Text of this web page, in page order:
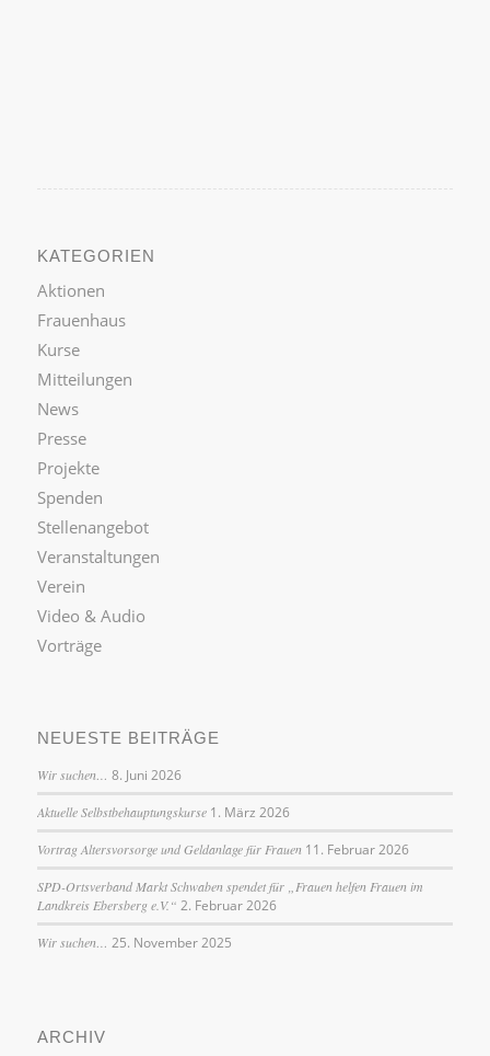
KATEGORIEN
Aktionen
Frauenhaus
Kurse
Mitteilungen
News
Presse
Projekte
Spenden
Stellenangebot
Veranstaltungen
Verein
Video & Audio
Vorträge
NEUESTE BEITRÄGE
Wir suchen… 8. Juni 2026
Aktuelle Selbstbehauptungskurse 1. März 2026
Vortrag Altersvorsorge und Geldanlage für Frauen 11. Februar 2026
SPD-Ortsverband Markt Schwaben spendet für „Frauen helfen Frauen im
Landkreis Ebersberg e.V.“ 2. Februar 2026
Wir suchen… 25. November 2025
ARCHIV